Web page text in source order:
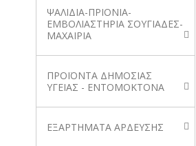
ΨΑΛΙΔΙΑ-ΠΡΙΟΝΙΑ-
ΕΜΒΟΛΙΑΣΤΗΡΙΑ ΣΟΥΓΙΑΔΕΣ-
ΜΑΧΑΙΡΙΑ
ΠΡΟΪΟΝΤΑ ΔΗΜΟΣΙΑΣ
ΥΓΕΙΑΣ - ΕΝΤΟΜΟΚΤΟΝΑ
ΕΞΑΡΤΗΜΑΤΑ ΑΡΔΕΥΣΗΣ